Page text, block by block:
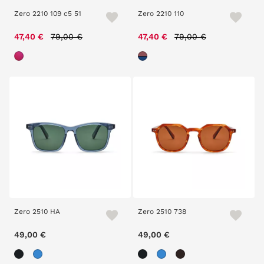
Zero 2210 109 c5 51
47,40 € Price reduced from
79,00 €
Zero 2210 110
47,40 € Price reduced from
79,00 €
Zero 2510 HA
49,00 €
Zero 2510 738
49,00 €